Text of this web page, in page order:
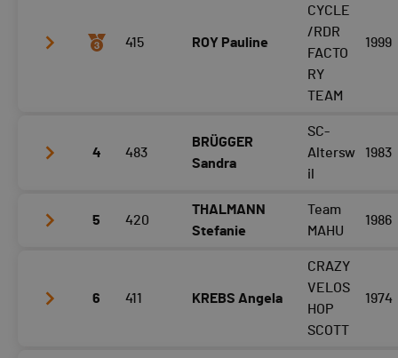
Tour 4
415 ROY Pauline
CYCLE
/RDR
FACTO
RY
TEAM
1999
Tour 3 28:40
4 483
BRÜGGER
Sandra
SC-
Altersw
il
1983
Tour 3 29:32
5 420
THALMANN
Stefanie
Team
MAHU
1986
Tour 4
6 411 KREBS Angela
CRAZY
VELOS
HOP
SCOTT
1974